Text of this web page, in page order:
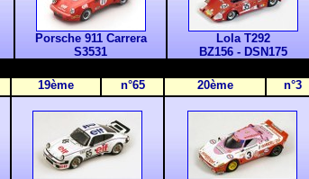
Porsche 911 Carrera
S3531
Lola T292
BZ156 - DSN175
19ème n°65 20ème n°3